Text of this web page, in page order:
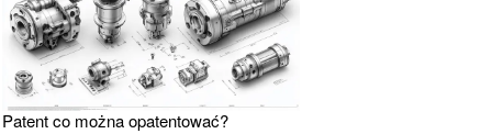
Patent co można opatentować?